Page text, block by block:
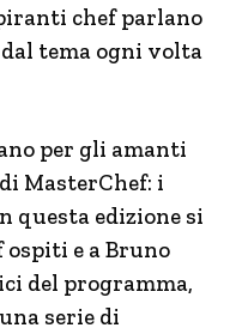
chef parlano
tema ogni volta
per gli amanti
MasterChef: i
questa edizione si
e a Bruno
del programma,
serie di